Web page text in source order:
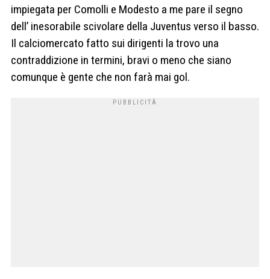
impiegata per Comolli e Modesto a me pare il segno
dell’ inesorabile scivolare della Juventus verso il basso.
Il calciomercato fatto sui dirigenti la trovo una
contraddizione in termini, bravi o meno che siano
comunque è gente che non farà mai gol.